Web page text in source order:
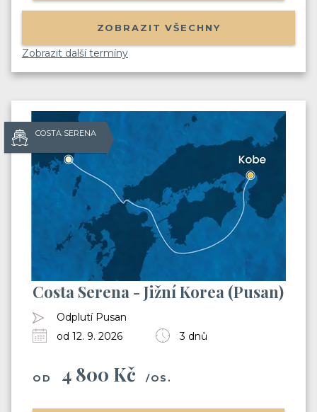
ZOBRAZIT VŠECHNY
Zobrazit další termíny
COSTA SERENA
Costa Serena - Jižní Korea (Pusan)
Odplutí Pusan
od 12. 9. 2026
3 dnů
OD 4 800 Kč /OS.
Balíček videí, kde Vás seznámíme s cestováním
na výletní lodi(nalodění, jak je to s jídlem, pitím,
zábavou apod.)
Informace o Skupinových plavbách
Možnost soutěžit o plavby zdarma
Odesláním souhlasíte se
zpracováním osobních údajů